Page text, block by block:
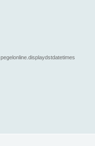
pegelonline.displaydstdatetimes